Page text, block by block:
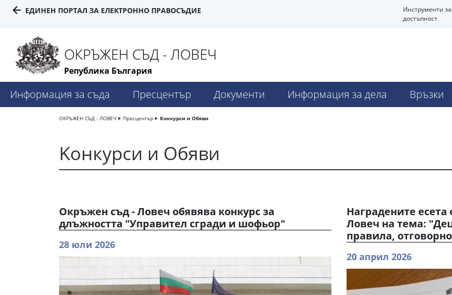
ЕДИНЕН ПОРТАЛ ЗА ЕЛЕКТРОННО ПРАВОСЪДИЕ
Инструменти за
достъпност
ОКРЪЖЕН СЪД - ЛОВЕЧ
Република България
Информация за съда Пресцентър Документи Информация за дела Връзки
ОКРЪЖЕН СЪД - ЛОВЕЧ Пресцентър Kонкурси и Обяви
Kонкурси и Обяви
Окръжен съд - Ловеч обявява конкурс за
длъжността "Управител сгради и шофьор"
28 юли 2026
Наградените
Ловеч на тема:
правила,
20 април 2026